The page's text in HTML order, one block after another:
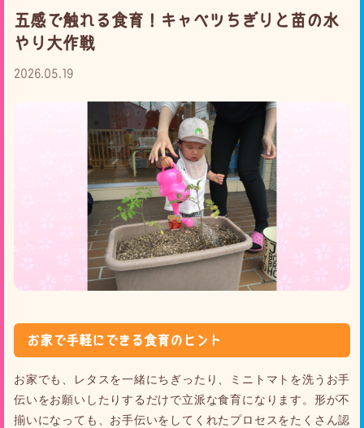
五感で触れる食育！キャベツちぎりと苗の水
やり大作戦
2026.05.19
お家で手軽にできる食育のヒント
お家でも、レタスを一緒にちぎったり、ミニトマトを洗うお手
伝いをお願いしたりするだけで立派な食育になります。形が不
揃いになっても、お手伝いをしてくれたプロセスをたくさん認